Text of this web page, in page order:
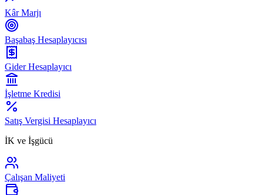
Kâr Marjı
Başabaş Hesaplayıcısı
Gider Hesaplayıcı
İşletme Kredisi
Satış Vergisi Hesaplayıcı
İK ve İşgücü
Çalışan Maliyeti